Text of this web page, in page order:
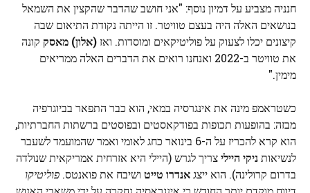
חנניה מצביע על דמיון נוסף: "אני חושב שהדבר שהקצין את השמאל
בנושאים האלה היה בעצם טוויטר. זו הייתה נקודת התיאום שבה
קיצונים יכלו לצעוק על פוליטיקאים ומוסדות. ואז (אלון) מאסק קונה
את טוויטר ב-2022 ואנחנו רואים את הדברים האלה ממריאים
מימין."
כשטראמפ מינה את אינגרסיה במאי, הוא כבר התפאר בביוגרפיה
מבזה: בהופעות תכופות בפודקאסטים ובפוסטים ברשתות החברתיות,
הוא קרא להכריז על ה-6 בינואר כחג לאומי ואמר שהמועמד לשעבר
לנשיאותניקי הייליצריך לגרש (היילי היא אזרחית אמריקאית שנולדה
בדרום קרולינה). הוא ייצגאנדרו טייט ושיבח את פואנטס. פוליטיקו